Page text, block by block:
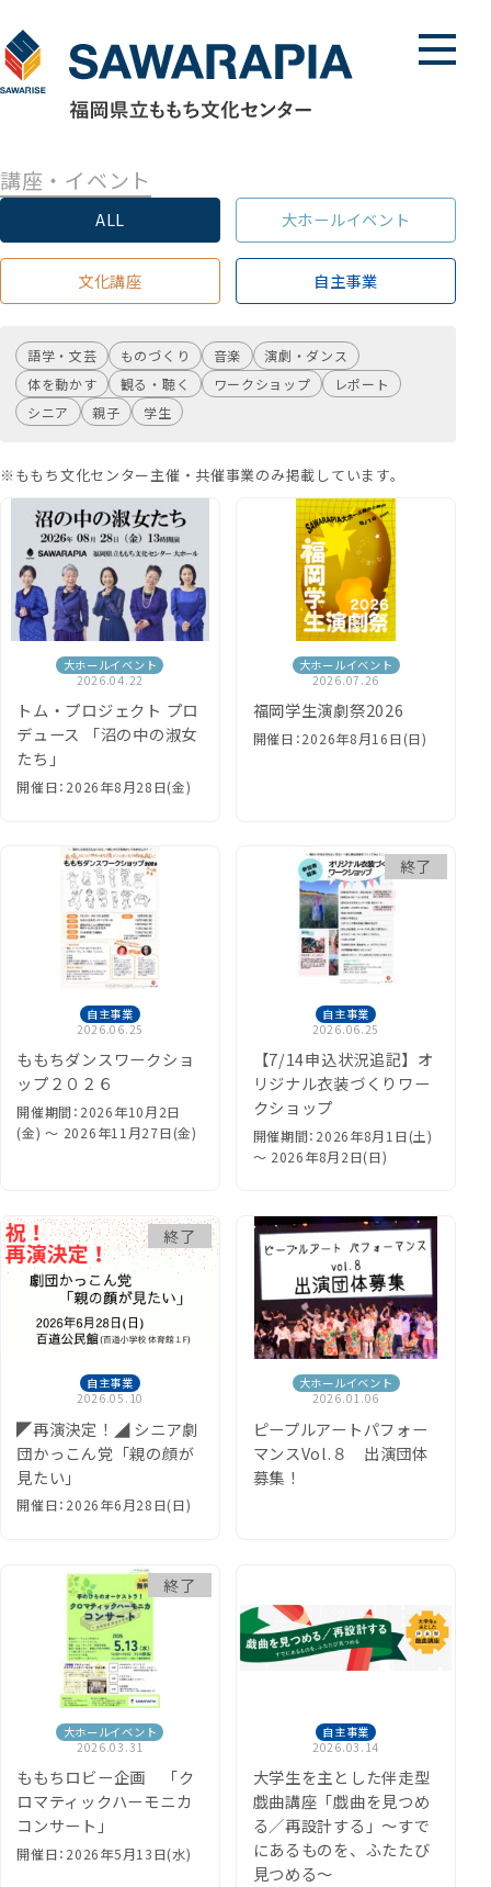
メニュ
講座・イベント
ALL 大ホールイベント
文化講座 自主事業
語学・文芸 ものづくり 音楽
演劇・ダンス
体を動かす
観る・聴く ワークショップ
レポート
シニア
親子 学生
※ももち文化センター主催・共催事業のみ掲載しています。
大ホールイベント
2026.04.22
トム・プロジェクト プロ
デュース 「沼の中の淑女
たち」
開催日：2026年8月28日(金)
大ホールイベント
2026.07.26
福岡学生演劇祭2026
開催日：2026年8月16日(日)
自主事業
2026.06.25
ももちダンスワークショ
ップ２０２６
開催期間：2026年10月2日
(金) 〜 2026年11月27日(金)
自主事業
2026.06.25
【7/14申込状況追記】オ
リジナル衣装づくりワー
クショップ
開催期間：2026年8月1日(土)
〜 2026年8月2日(日)
終了
自主事業
2026.05.10
◤再演決定！◢ シニア劇
団かっこん党「親の顔が
見たい」
開催日：2026年6月28日(日)
終了
大ホールイベント
2026.01.06
ピープルアートパフォー
マンスVol.８ 出演団体
募集！
大ホールイベント
2026.03.31
ももちロビー企画 「ク
ロマティックハーモニカ
コンサート」
開催日：2026年5月13日(水)
終了
自主事業
2026.03.14
大学生を主とした伴走型
戯曲講座「戯曲を見つめ
る／再設計する」～すで
にあるものを、ふたたび
見つめる～